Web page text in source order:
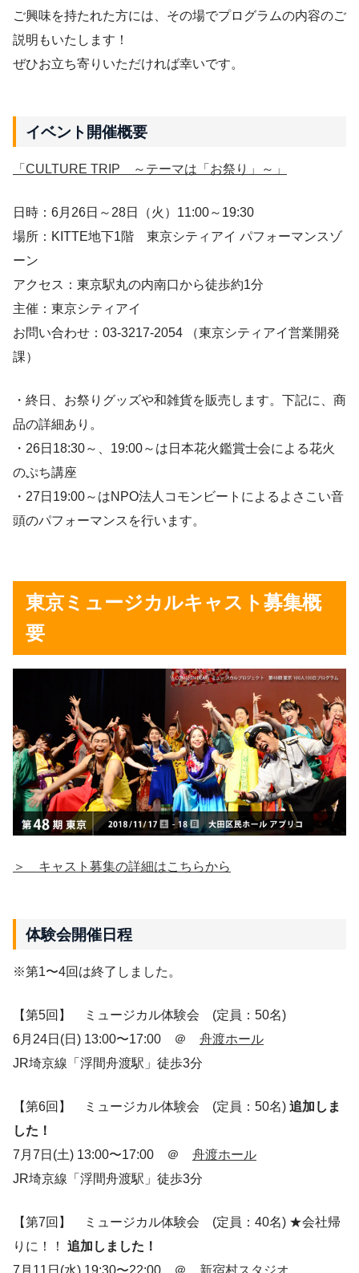
ご興味を持たれた方には、その場でプログラムの内容のご
説明もいたします！
ぜひお立ち寄りいただければ幸いです。
イベント開催概要
「CULTURE TRIP ～テーマは「お祭り」～」
日時：6月26日～28日（火）11:00～19:30
場所：KITTE地下1階 東京シティアイ パフォーマンスゾ
ーン
アクセス：東京駅丸の内南口から徒歩約1分
主催：東京シティアイ
お問い合わせ：03-3217-2054 （東京シティアイ営業開発
課）
・終日、お祭りグッズや和雑貨を販売します。下記に、商
品の詳細あり。
・26日18:30～、19:00～は日本花火鑑賞士会による花火
のぷち講座
・27日19:00～はNPO法人コモンビートによるよさこい音
頭のパフォーマンスを行います。
東京ミュージカルキャスト募集概
要
＞ キャスト募集の詳細はこちらから
体験会開催日程
※第1〜4回は終了しました。
【第5回】 ミュージカル体験会 (定員：50名)
6月24日(日) 13:00〜17:00 ＠ 舟渡ホール
JR埼京線「浮間舟渡駅」徒歩3分
【第6回】 ミュージカル体験会 (定員：50名) 追加しま
した！
7月7日(土) 13:00〜17:00 ＠ 舟渡ホール
JR埼京線「浮間舟渡駅」徒歩3分
【第7回】 ミュージカル体験会 (定員：40名) ★会社帰
りに！！ 追加しました！